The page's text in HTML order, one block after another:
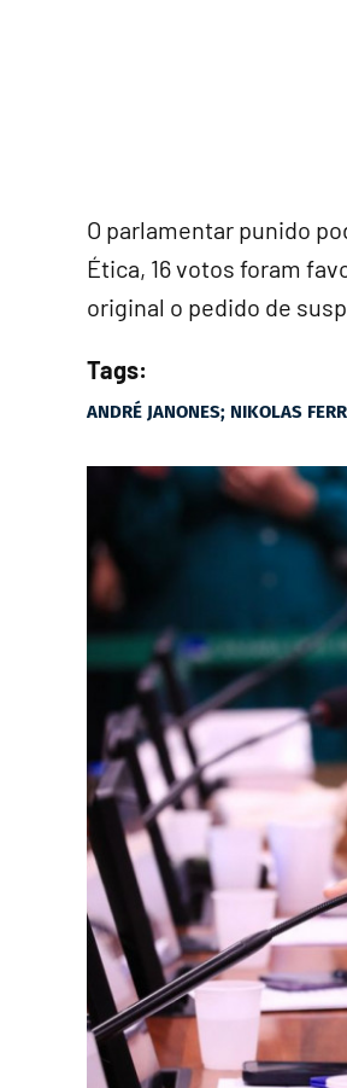
O parlamentar punido
Ética, 16 votos foram
original o pedido de
Tags:
ANDRÉ JANONES; NIKOLAS